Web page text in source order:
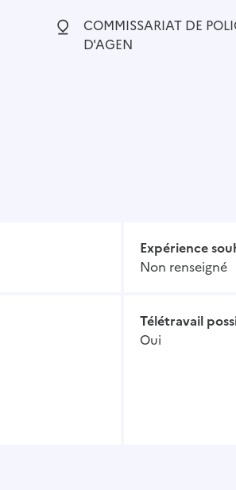
Localisation :
COMMISSARIAT DE
D'AGEN
Expérience
Non renseigné
Télétravail
Oui